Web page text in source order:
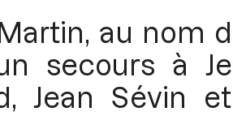
au nom
secours à
Jean Sévin